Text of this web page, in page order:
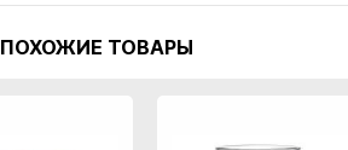
ПОХОЖИЕ ТОВАРЫ